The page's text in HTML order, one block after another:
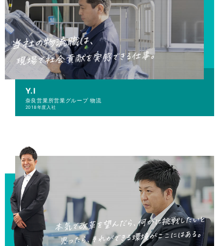
Y.I
奈良営業所営業グループ 物流
2018年度入社